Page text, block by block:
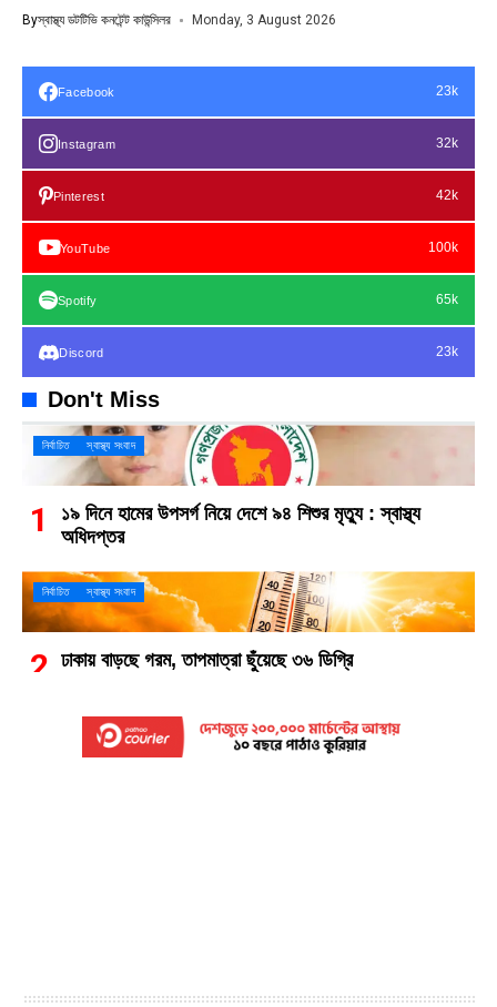
Byস্বাস্থ্য ডটটিভি কনটেন্ট কাউন্সিলর Monday, 3 August 2026
Facebook 23k
Instagram 32k
Pinterest 42k
YouTube 100k
Spotify 65k
Discord 23k
Don't Miss
নির্বাচিত স্বাস্থ্য সংবাদ
১৯ দিনে হামের উপসর্গ নিয়ে দেশে ৯৪ শিশুর মৃত্যু : স্বাস্থ্য
অধিদপ্তর
নির্বাচিত স্বাস্থ্য সংবাদ
ঢাকায় বাড়ছে গরম, তাপমাত্রা ছুঁয়েছে ৩৬ ডিগ্রি